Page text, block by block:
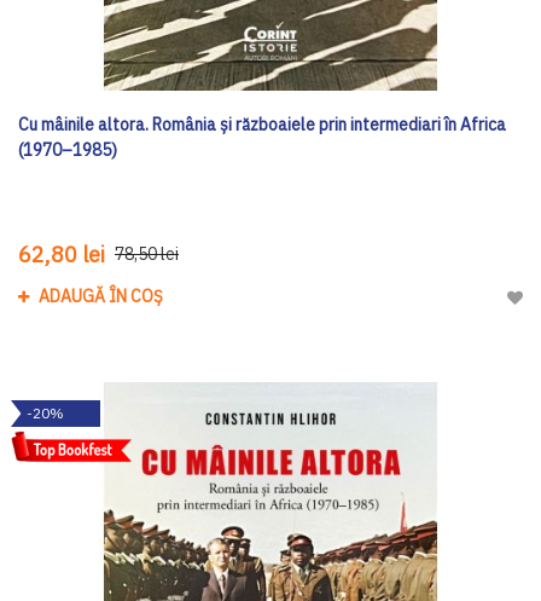
Cu mâinile altora. România și războaiele prin intermediari în Africa
(1970–1985)
62,80 lei 78,50 lei
ADAUGĂ ÎN COȘ
-20%